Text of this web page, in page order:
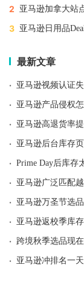
2 亚马逊加拿大站
3 亚马逊日用品
最新文章
· 亚马逊视频认证
· 亚马逊产品侵权
· 亚马逊高退货率
· 亚马逊后台库存
· Prime Day后库存
· 亚马逊广泛匹配
· 亚马逊万圣节选
· 亚马逊返校季库
· 跨境秋季选品现
· 亚马逊冲排名一